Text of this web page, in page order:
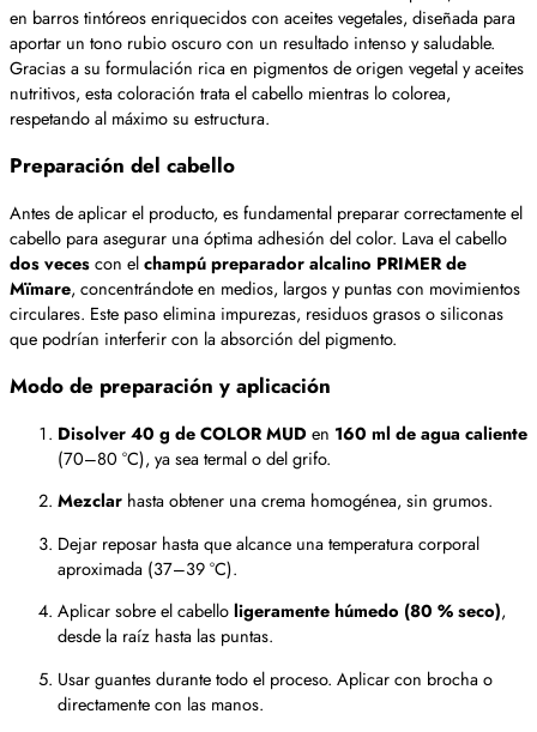
en barros tintóreos enriquecidos con aceites vegetales, diseñada para
aportar un tono rubio oscuro con un resultado intenso y saludable.
Gracias a su formulación rica en pigmentos de origen vegetal y aceites
nutritivos, esta coloración trata el cabello mientras lo colorea,
respetando al máximo su estructura.
Preparación del cabello
Antes de aplicar el producto, es fundamental preparar correctamente el
cabello para asegurar una óptima adhesión del color. Lava el cabello
dos vecescon elchampú preparador alcalino PRIMER de
Mïmare, concentrándote en medios, largos y puntas con movimientos
circulares. Este paso elimina impurezas, residuos grasos o siliconas
que podrían interferir con la absorción del pigmento.
Modo de preparación y aplicación
Disolver 40 g de COLOR MUD en 160 ml de agua caliente
(70–80 °C), ya sea termal o del grifo.
Mezclar hasta obtener una crema homogénea, sin grumos.
Dejar reposar hasta que alcance una temperatura corporal
aproximada (37–39 °C).
Aplicar sobre el cabelloligeramente húmedo (80 % seco),
desde la raíz hasta las puntas.
Usar guantes durante todo el proceso. Aplicar con brocha o
directamente con las manos.